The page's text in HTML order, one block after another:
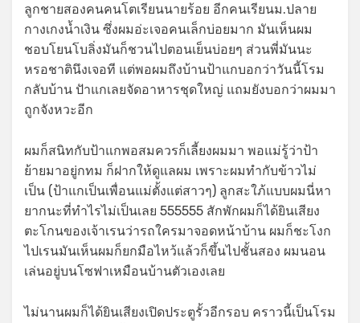
ลูกชายสองคนคนโตเรียนนายร้อย อีกคนเรียนม.ปลาย
กางเกงน้ำเงิน ซึ่งผมอ่ะเจอคนเล็กบ่อยมาก มันเห็นผม
ชอบโยนโบลิ่งมันก็ชวนไปตอนเย็นบ่อยๆ ส่วนพี่มันนะ
หรอชาตินึงเจอที แต่พอผมถึงบ้านป้าแกบอกว่าวันนี้โรม
กลับบ้าน ปัาแกเลยจัดอาหารชุดใหญ่ แถมยังบอกว่าผมมา
ถูกจังหวะอีก
ผมก็สนิทกับป้าแกพอสมควรก็เลี้ยงผมมา พอแม่รู้ว่าป้า
ย้ายมาอยู่กทม ก็ฝากให้ดูแลผม เพราะผมทำกับข้าวไม่
เป็น (ป้าแกเป็นเพื่อนแม่ตั้งแต่สาวๆ) ลูกสะใภ้แบบผมนี่หา
ยากนะที่ทำไรไม่เป็นเลย 555555 สักพักผมก็ได้ยินเสียง
ตะโกนของเจ้าเรนว่ารถใครมาจอดหน้าบ้าน ผมก็ชะโงก
ไปเรนมันเห็นผมก็ยกมือไหว้แล้วก็ขึ้นไปชั้นสอง ผมนอน
เล่นอยู่บนโซฟาเหมือนบ้านตัวเองเลย
ไม่นานผมก็ได้ยินเสียงเปิดประตูรั้วอีกรอบ คราวนี้เป็นโรม